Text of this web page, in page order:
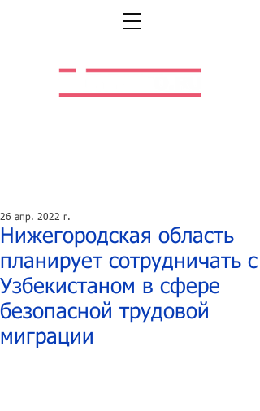
Нижегородская область
планирует сотрудничать с
Узбекистаном в сфере
безопасной трудовой
миграции
26 апр. 2022 г.